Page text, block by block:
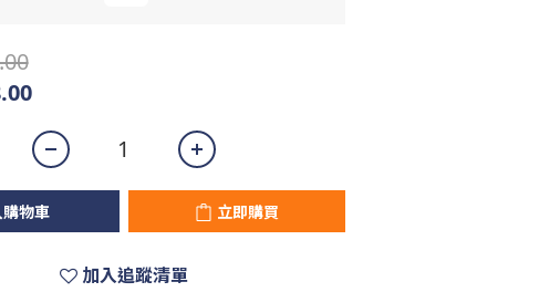
物車 立即購買
加入追蹤清單